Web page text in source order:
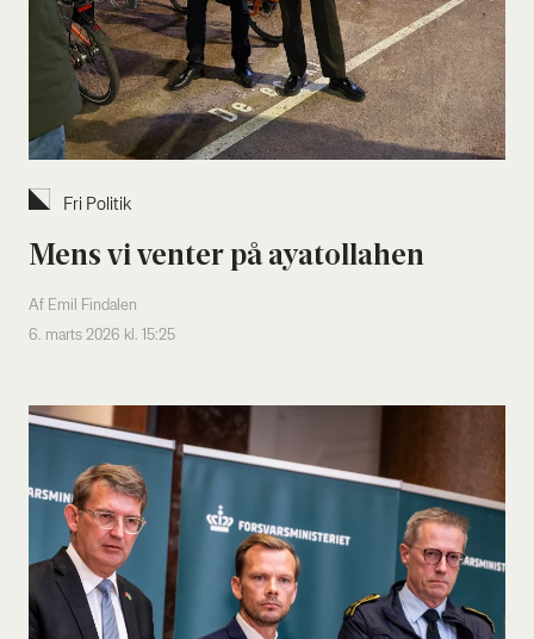
Fri Poli­tik
Mens vi ven­ter på aya­tol­la­hen
Af Emil Findalen
6. marts 2026 kl. 15:25